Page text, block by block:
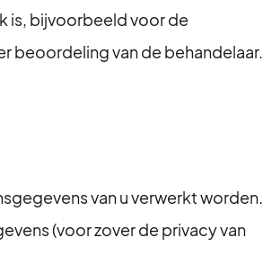
is, bijvoorbeeld voor de
beoordeling van de behandelaar.
van u verwerkt worden.
(voor zover de privacy van